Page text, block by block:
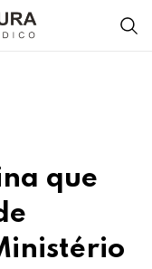
que